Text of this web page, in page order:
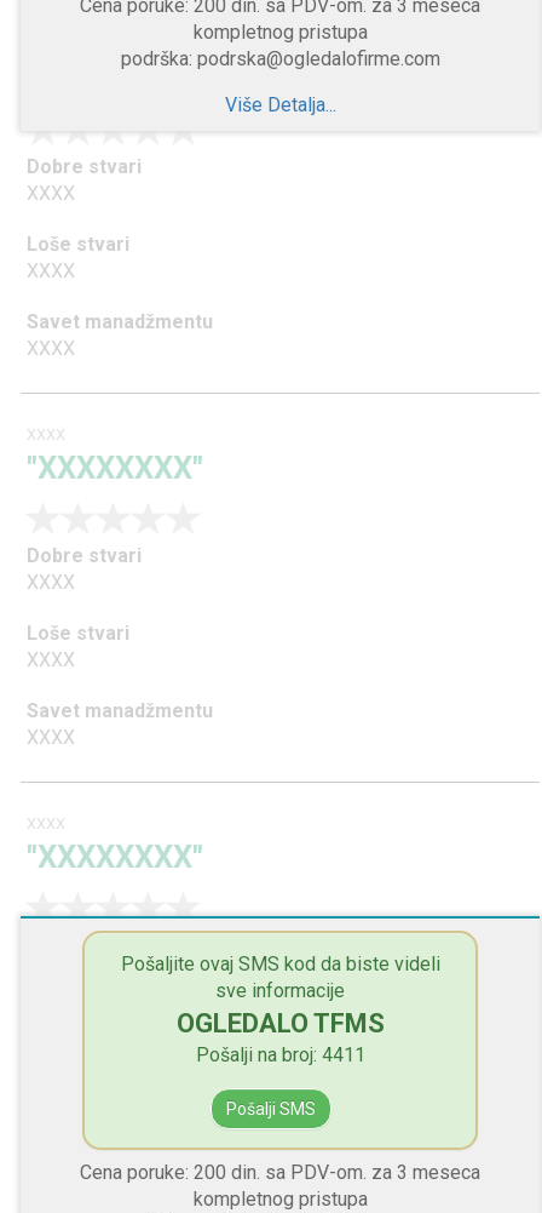
Cena poruke: 200 din. sa PDV-om. za 3 meseca
kompletnog pristupa
podrška: podrska@ogledalofirme.com
Više Detalja...
"XXXXXXXX"
Dobre stvari
XXXX
Loše stvari
XXXX
Savet manadžmentu
XXXX
XXXX
"XXXXXXXX"
Dobre stvari
XXXX
Loše stvari
XXXX
Savet manadžmentu
XXXX
Pošaljite ovaj SMS kod da biste videli
sve informacije
OGLEDALO TFMS
Pošalji na broj: 4411
Pošalji SMS
Cena poruke: 200 din. sa PDV-om. za 3 meseca
kompletnog pristupa
XXXX
"XXXXXXXX"
Dobre stvari
Savet manadžmentu